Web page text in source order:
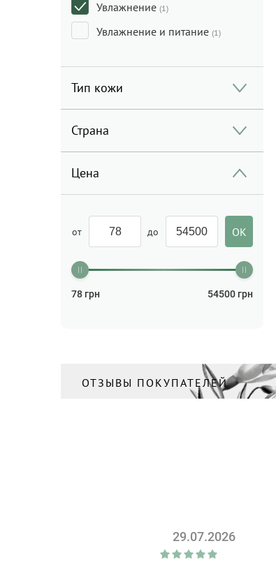
Увлажнение (1)
Увлажнение и питание (1)
Тип кожи
Страна
Цена
от до
78 грн 54500 грн
ОТЗЫВЫ ПОКУПАТЕЛЕЙ
29.07.2026